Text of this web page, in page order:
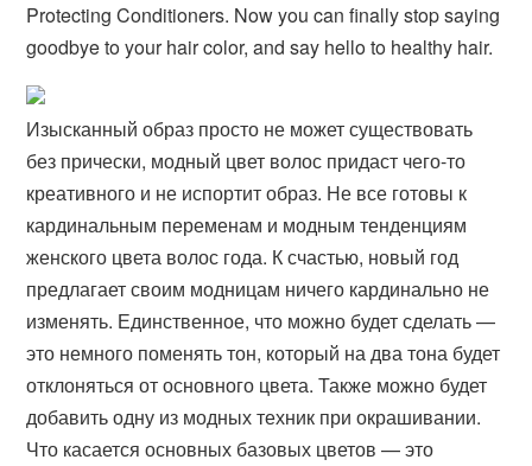
Protecting Conditioners. Now you can finally stop saying
goodbye to your hair color, and say hello to healthy hair.
Изысканный образ просто не может существовать
без прически, модный цвет волос придаст чего-то
креативного и не испортит образ. Не все готовы к
кардинальным переменам и модным тенденциям
женского цвета волос года. К счастью, новый год
предлагает своим модницам ничего кардинально не
изменять. Единственное, что можно будет сделать —
это немного поменять тон, который на два тона будет
отклоняться от основного цвета. Также можно будет
добавить одну из модных техник при окрашивании.
Что касается основных базовых цветов — это